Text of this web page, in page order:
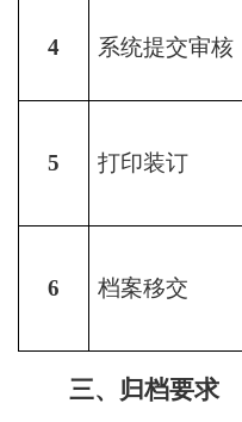
4 系统提交审核
5 打印装订
6 档案移交
三、归档要求